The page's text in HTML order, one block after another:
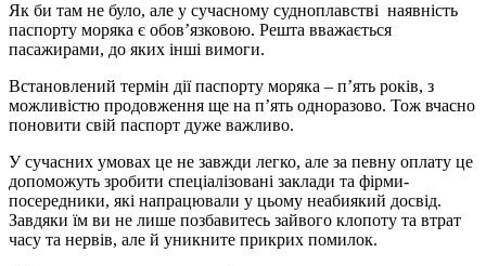
Як би там не було, але у сучасному судноплавстві наявність
паспорту моряка є обов’язковою. Решта вважається
пасажирами, до яких інші вимоги.
Встановлений термін дії паспорту моряка – п’ять років, з
можливістю продовження ще на п’ять одноразово. Тож вчасно
поновити свій паспорт дуже важливо.
У сучасних умовах це не завжди легко, але за певну оплату це
допоможуть зробити спеціалізовані заклади та фірми-
посередники, які напрацювали у цьому неабиякий досвід.
Завдяки їм ви не лише позбавитесь зайвого клопоту та втрат
часу та нервів, але й уникните прикрих помилок.